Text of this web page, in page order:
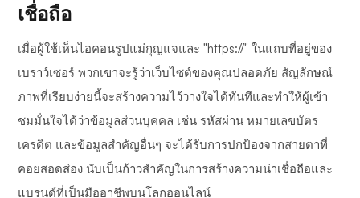
เชื่อถือ
เมื่อผู้ใช้เห็นไอคอนรูปแม่กุญแจและ "https://" ในแถบที่อยู่ของ
เบราว์เซอร์ พวกเขาจะรู้ว่าเว็บไซต์ของคุณปลอดภัย สัญลักษณ์
ภาพที่เรียบง่ายนี้จะสร้างความไว้วางใจได้ทันทีและทำให้ผู้เข้า
ชมมั่นใจได้ว่าข้อมูลส่วนบุคคล เช่น รหัสผ่าน หมายเลขบัตร
เครดิต และข้อมูลสำคัญอื่นๆ จะได้รับการปกป้องจากสายตาที่
คอยสอดส่อง นับเป็นก้าวสำคัญในการสร้างความน่าเชื่อถือและ
แบรนด์ที่เป็นมืออาชีพบนโลกออนไลน์